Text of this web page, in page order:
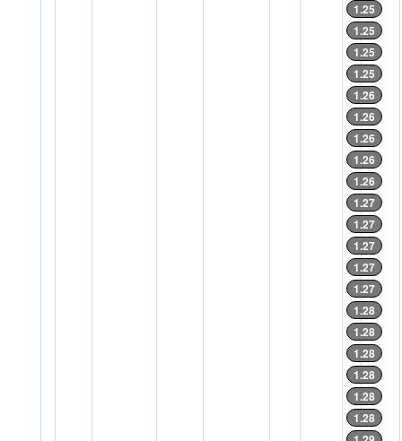
1.25
1.25
1.25
1.25
1.26
1.26
1.26
1.26
1.26
1.27
1.27
1.27
1.27
1.27
1.28
1.28
1.28
1.28
1.28
1.28